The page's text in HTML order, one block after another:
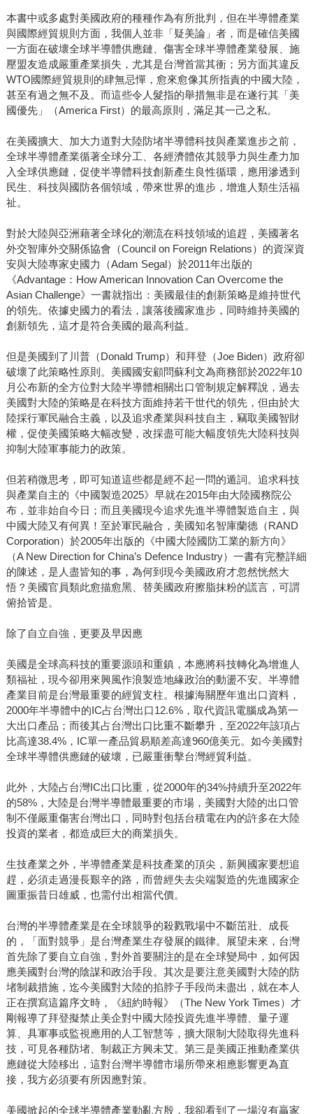
本書中或多處對美國政府的種種作為有所批判，但在半導體產業
與國際經貿規則方面，我個人並非「疑美論」者，而是確信美國
一方面在破壞全球半導體供應鏈、傷害全球半導體產業發展、施
壓盟友造成嚴重產業損失，尤其是台灣首當其衝；另方面其違反
WTO國際經貿規則的肆無忌憚，愈來愈像其所指責的中國大陸，
甚至有過之無不及。而這些令人髮指的舉措無非是在遂行其「美
國優先」（America First）的最高原則，滿足其一己之私。
在美國擴大、加大力道對大陸防堵半導體科技與產業進步之前，
全球半導體產業循著全球分工、各經濟體依其競爭力與生產力加
入全球供應鏈，促使半導體科技創新產生良性循環，應用滲透到
民生、科技與國防各個領域，帶來世界的進步，增進人類生活福
祉。
對於大陸與亞洲藉著全球化的潮流在科技領域的追趕，美國著名
外交智庫外交關係協會（Council on Foreign Relations）的資深資
安與大陸專家史國力（Adam Segal）於2011年出版的
《Advantage：How American Innovation Can Overcome the
Asian Challenge》一書就指出：美國最佳的創新策略是維持世代
的領先。依據史國力的看法，讓落後國家進步，同時維持美國的
創新領先，這才是符合美國的最高利益。
但是美國到了川普（Donald Trump）和拜登（Joe Biden）政府卻
破壞了此策略性原則。美國國安顧問蘇利文為商務部於2022年10
月公布新的全方位對大陸半導體相關出口管制規定解釋說，過去
美國對大陸的策略是在科技方面維持若干世代的領先，但由於大
陸採行軍民融合主義，以及追求產業與科技自主，竊取美國智財
權，促使美國策略大幅改變，改採盡可能大幅度領先大陸科技與
抑制大陸軍事能力的政策。
但若稍微思考，即可知道這些都是經不起一問的遁詞。追求科技
與產業自主的《中國製造2025》早就在2015年由大陸國務院公
布，並非始自今日；而且美國現今追求先進半導體製造自主，與
中國大陸又有何異！至於軍民融合，美國知名智庫蘭德（RAND
Corporation）於2005年出版的《中國大陸國防工業的新方向》
（A New Direction for China’s Defence Industry）一書有完整詳細
的陳述，是人盡皆知的事，為何到現今美國政府才忽然恍然大
悟？美國官員類此愈描愈黑、替美國政府擦脂抹粉的謊言，可謂
俯拾皆是。
除了自立自強，更要及早因應
美國是全球高科技的重要源頭和重鎮，本應將科技轉化為增進人
類福祉，現今卻用來興風作浪製造地緣政治的動盪不安。半導體
產業目前是台灣最重要的經貿支柱。根據海關歷年進出口資料，
2000年半導體中的IC占台灣出口12.6%，取代資訊電腦成為第一
大出口產品；而後其占台灣出口比重不斷攀升，至2022年該項占
比高達38.4%，IC單一產品貿易順差高達960億美元。如今美國對
全球半導體供應鏈的破壞，已嚴重衝擊台灣經貿利益。
此外，大陸占台灣IC出口比重，從2000年的34%持續升至2022年
的58%，大陸是台灣半導體最重要的市場，美國對大陸的出口管
制不僅嚴重傷害台灣出口，同時對包括台積電在內的許多在大陸
投資的業者，都造成巨大的商業損失。
生技產業之外，半導體產業是科技產業的頂尖，新興國家要想追
趕，必須走過漫長艱辛的路，而曾經失去尖端製造的先進國家企
圖重振昔日雄威，也需付出相當代價。
台灣的半導體產業是在全球競爭的殺戮戰場中不斷茁壯、成長
的，「面對競爭」是台灣產業生存發展的鐵律。展望未來，台灣
首先除了要自立自強，對外首要關注的是在全球變局中，如何因
應美國對台灣的陰謀和政治手段。其次是要注意美國對大陸的防
堵制裁措施，迄今美國對大陸的掐脖子手段尚未盡出，就在本人
正在撰寫這篇序文時，《紐約時報》（The New York Times）才
剛報導了拜登擬禁止美企對中國大陸投資先進半導體、量子運
算、具軍事或監視應用的人工智慧等，擴大限制大陸取得先進科
技，可見各種防堵、制裁正方興未艾。第三是美國正推動產業供
應鏈從大陸移出，這對台灣半導體市場所帶來相應影響更為直
接，我方必須要有所因應對策。
美國掀起的全球半導體產業動亂方殷，我卻看到了一場沒有贏家